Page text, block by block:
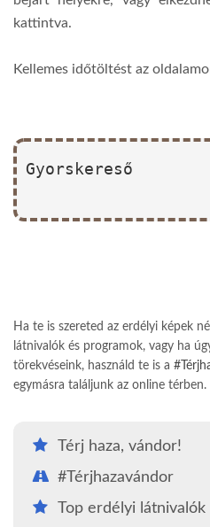
kattintva.
Kellemes időtöltést az
Gyorskereső
Ha te is szereted az erdélyi képek
látnivalók és programok, vagy ha
törekvéseink, használd te is a
egymásra találjunk az online térben.
Térj haza, vándor!
#Térjhazavándor
Top erdélyi látnivalók